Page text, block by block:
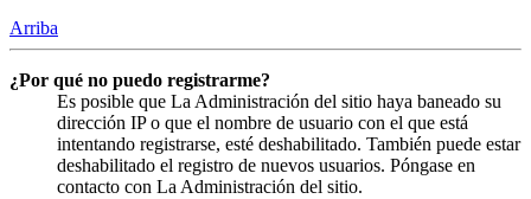
Arriba
¿Por qué no puedo registrarme?
Es posible que La Administración del sitio haya baneado su
dirección IP o que el nombre de usuario con el que está
intentando registrarse, esté deshabilitado. También puede estar
deshabilitado el registro de nuevos usuarios. Póngase en
contacto con La Administración del sitio.